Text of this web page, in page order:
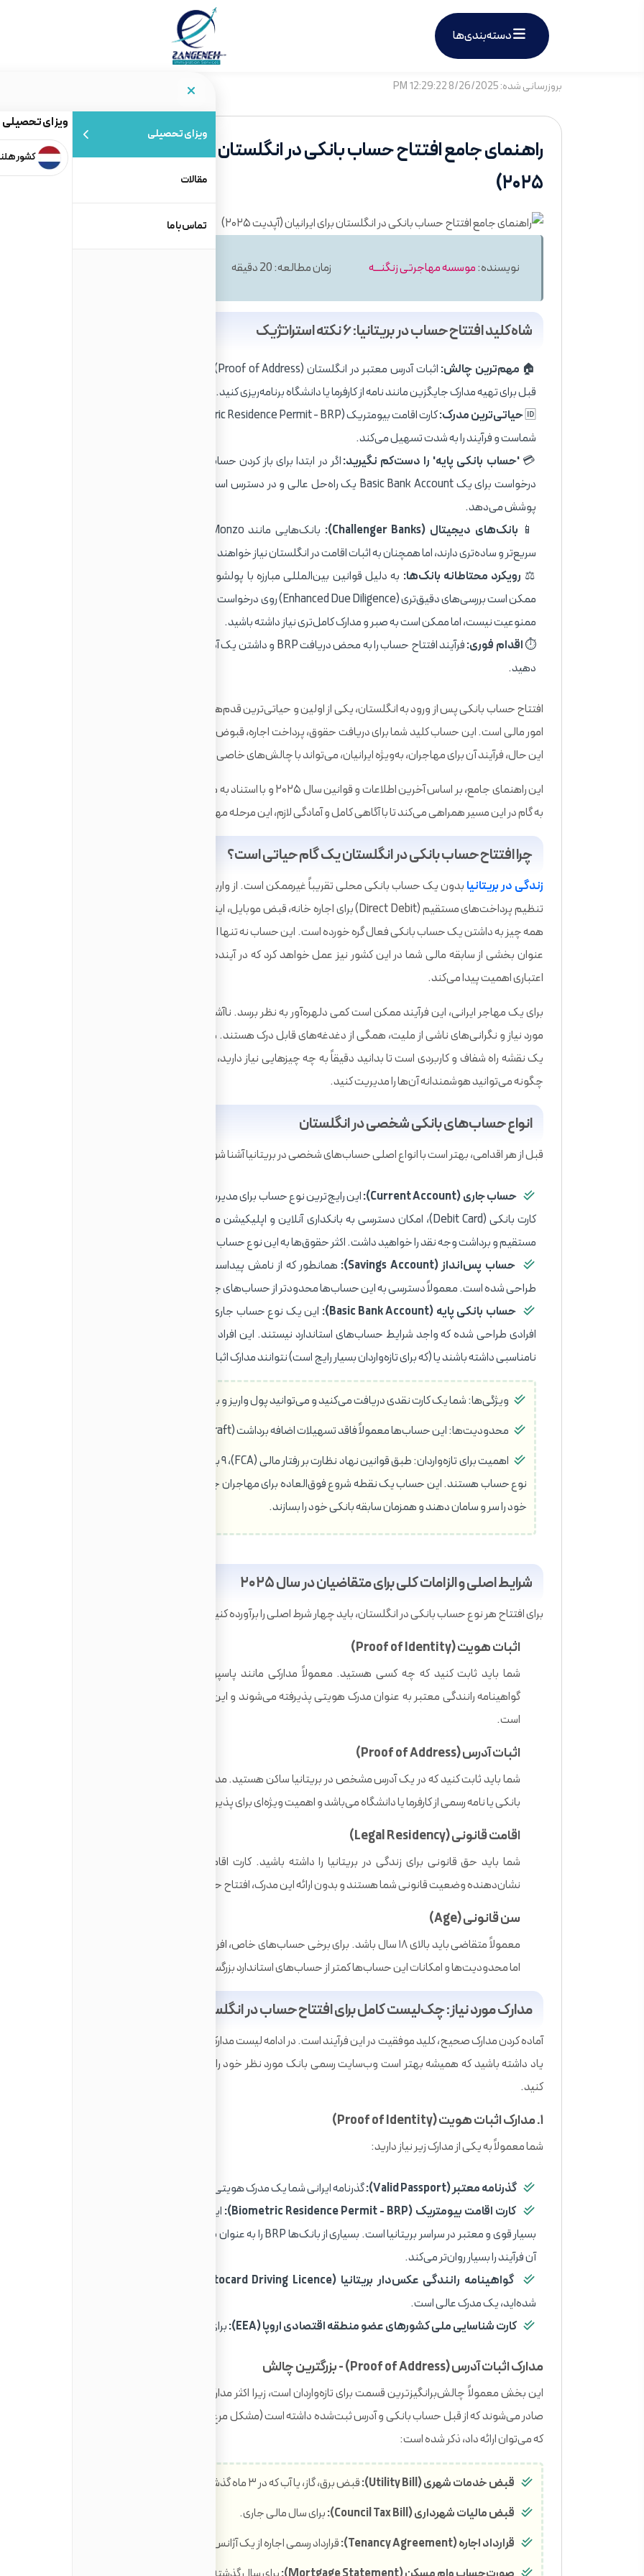
دسته‌بندی‌ها
ویزای تحصیلی
مقالات
تماس با ما
ویزای تحصیلی
کشور
بروزرسانی شده: 8/26/2025 12:29:22 PM
راهنمای جامع افتتاح حساب بانکی در انگلستان برای ایرانیان (آپدیت
۲۰۲۵)
نویسنده:موسسه مهاجرتی زنگنـــه زمان مطالعه: 20 دقیقه
شاه‌کلید افتتاح حساب در بریتانیا: ۶ نکته استراتژیک
🏠 مهم‌ترین چالش:
اثبات آدرس معتبر در انگلستان (Proof of Address) بزرگترین مانع برای تازه‌واردان است. از
قبل برای تهیه مدارک جایگزین مانند نامه از کارفرما یا دانشگاه برنامه‌ریزی کنید.
🆔حیاتی‌ترین مدرک:
شماست و فرآیند را به شدت تسهیل می‌کند.
💳'حساب بانکی پایه' را دست‌کم نگیرید:اگر در ابتدا برای باز کردن حساب‌های استاندارد به مشکل برخوردید،
درخواست برای یک Basic Bank Account یک راه‌حل عالی و در دسترس است که تقریباً تمام نیازهای اولیه شما را
پوشش می‌دهد.
📱 بانک‌های دیجیتال (Challenger Banks):
سریع‌تر و ساده‌تری دارند، اما همچنان به اثبات اقامت در انگلستان نیاز خواهند داشت.
⚖️ رویکرد محتاطانه بانک‌ها: به دلیل قوانین بین‌المللی مبارزه با پولشویی و ریسک‌گریزی، بانک‌های بریتانیا
ممکن است بررسی‌های دقیق‌تری (Enhanced Due Diligence) روی درخواست اتباع ایرانی انجام دهند. این به معنای
ممنوعیت نیست، اما ممکن است به صبر و مدارک کامل‌تری نیاز داشته باشید.
⏱️اقدام فوری:
فرآیند افتتاح حساب را به محض دریافت BRP و داشتن یک آدرس اولیه، در اولویت کارهای خود قرار
دهید.
افتتاح حساب بانکی پس از ورود به انگلستان، یکی از اولین و حیاتی‌ترین قدم‌ها برای شروع یک زندگی جدید و مدیریت
امور مالی است. این حساب کلید شما برای دریافت حقوق، پرداخت اجاره، قبوض و انجام خریدهای روزمره خواهد بود. با
این حال، فرآیند آن برای مهاجران، به‌ویژه ایرانیان، می‌تواند با چالش‌های خاصی همراه باشد.
این راهنمای جامع، بر اساس آخرین اطلاعات و قوانین سال ۲۰۲۵ و با استناد به منابع رسمی دولتی انگلستان، شما را گام
به گام در این مسیر همراهی می‌کند تا با آگاهی کامل و آمادگی لازم، این مرحله مهم را با موفقیت پشت سر بگذارید.
چرا افتتاح حساب بانکی در انگلستان یک گام حیاتی است؟
زندگی در بریتانیا بدون یک حساب بانکی محلی تقریباً غیرممکن است. از واریز اولین حقوقتان توسط کارفرما گرفته تا
همه چیز به داشتن یک حساب بانکی فعال گره خورده است. این حساب نه تنها امنیت مالی شما را تامین می‌کند، بلکه به
عنوان بخشی از سابقه مالی شما در این کشور نیز عمل خواهد کرد که در آینده برای مواردی مانند دریافت وام یا کارت
اعتباری اهمیت پیدا می‌کند.
برای یک مهاجر ایرانی، این فرآیند ممکن است کمی دلهره‌آور به نظر برسد. ناآشنایی با سیستم بانکی، تفاوت در مدارک
مورد نیاز و نگرانی‌های ناشی از ملیت، همگی از دغدغه‌های قابل درک هستند. هدف این مقاله، رفع این ابهامات و ارائه
یک نقشه راه شفاف و کاربردی است تا بدانید دقیقاً به چه چیزهایی نیاز دارید، با چه چالش‌هایی روبرو خواهید شد و
چگونه می‌توانید هوشمندانه آن‌ها را مدیریت کنید.
انواع حساب‌های بانکی شخصی در انگلستان
قبل از هر اقدامی، بهتر است با انواع اصلی حساب‌های شخصی در بریتانیا آشنا شوید:
حساب جاری (Current Account):
این رایج‌ترین نوع حساب برای مدیریت پول روزمره است. با این حساب یک
کارت بانکی (Debit Card)، امکان دسترسی به بانکداری آنلاین و اپلیکیشن موبایل، و قابلیت تنظیم پرداخت‌های
مستقیم و برداشت وجه نقد را خواهید داشت. اکثر حقوق‌ها به این نوع حساب واریز می‌شوند.
حساب پس‌انداز (Savings Account):
همانطور که از نامش پیداست، برای نگهداری پول و دریافت سود
طراحی شده است. معمولاً دسترسی به این حساب‌ها محدودتر از حساب‌های جاری است.
حساب بانکی پایه (Basic Bank Account):
این یک نوع حساب جاری با ویژگی‌های محدودتر است که برای
افرادی طراحی شده که واجد شرایط حساب‌های استاندارد نیستند. این افراد ممکن است سابقه اعتباری ضعیف یا
نامناسبی داشته باشند یا (که برای تازه‌واردان بسیار رایج است) نتوانند مدارک اثبات آدرس مورد نیاز را ارائه دهند.
ویژگی‌ها: شما یک کارت نقدی دریافت می‌کنید و می‌توانید پول واریز و برداشت کنید.
محدودیت‌ها: این حساب‌ها معمولاً فاقد تسهیلات اضافه برداشت (Overdraft) هستند.
اهمیت برای تازه‌واردان: طبق قوانین نهاد نظارت بر رفتار مالی (FCA)، ۹ بانک بزرگ بریتانیا موظف به ارائه این
نوع حساب هستند. این حساب یک نقطه شروع فوق‌العاده برای مهاجران جدید است تا بتوانند امور مالی اولیه
خود را سر و سامان دهند و همزمان سابقه بانکی خود را بسازند.
شرایط اصلی و الزامات کلی برای متقاضیان در سال ۲۰۲۵
برای افتتاح هر نوع حساب بانکی در انگلستان، باید چهار شرط اصلی را برآورده کنید:
اثبات هویت (Proof of Identity)
گواهینامه رانندگی معتبر به عنوان مدرک هویتی پذیرفته می‌شوند و این مرحله برای شروع فرآیند بانکی حیاتی
است.
اثبات آدرس (Proof of Address)
شما باید ثابت کنید که در یک آدرس مشخص در بریتانیا ساکن هستید. مدارک معمول شامل قبض آب و برق، نامه
بانکی یا نامه رسمی از کارفرما یا دانشگاه می‌باشد و اهمیت ویژه‌ای برای پذیرش درخواست حساب دارد.
اقامت قانونی (Legal Residency)
نشان‌دهنده وضعیت قانونی شما هستند و بدون ارائه این مدرک، افتتاح حساب امکان‌پذیر نیست.
سن قانونی (Age)
اما محدودیت‌ها و امکانات این حساب‌ها کمتر از حساب‌های استاندارد بزرگسالان است.
مدارک مورد نیاز: چک‌لیست کامل برای افتتاح حساب در انگلستان
آماده کردن مدارک صحیح، کلید موفقیت در این فرآیند است. در ادامه لیست مدارک مورد نیاز به تفکیک ارائه شده است. به
یاد داشته باشید که همیشه بهتر است وب‌سایت رسمی بانک مورد نظر خود را برای اطلاع از آخرین لیست مدارک چک
کنید.
۱. مدارک اثبات هویت (Proof of Identity)
شما معمولاً به یکی از مدارک زیر نیاز دارید:
گذرنامه معتبر (Valid Passport):
گذرنامه ایرانی شما یک مدرک هویتی کاملاً قابل قبول است.
کارت اقامت بیومتریک (Biometric Residence Permit - BRP):
این مدرک به تنهایی یک مدرک هویتی
بسیار قوی و معتبر در سراسر بریتانیا است. بسیاری از بانک‌ها BRP را به عنوان یک مدرک کلیدی می‌شناسند و داشتن
آن فرآیند را بسیار روان‌تر می‌کند.
گواهینامه رانندگی عکس‌دار بریتانیا (UK Photocard Driving Licence):
شده‌اید، یک مدرک عالی است.
کارت شناسایی ملی کشورهای عضو منطقه اقتصادی اروپا (EEA):
برای دارندگان این کارت‌ها کاربرد دارد.
مدارک اثبات آدرس (Proof of Address) - بزرگترین چالش
این بخش معمولاً چالش‌برانگیزترین قسمت برای تازه‌واردان است، زیرا اکثر مدارک استاندارد (مانند قبوض) به نام فردی
صادر می‌شوند که از قبل حساب بانکی و آدرس ثبت‌شده داشته است (مشکل مرغ و تخم‌مرغ). در ادامه مدارک استانداردی
که می‌توان ارائه داد، ذکر شده است:
قبض خدمات شهری (Utility Bill):
قبض برق، گاز، یا آب که در ۳ ماه گذشته صادر شده باشد.
قبض مالیات شهرداری (Council Tax Bill):
برای سال مالی جاری.
قرارداد اجاره (Tenancy Agreement):
قرارداد رسمی اجاره از یک آژانس املاک معتبر.